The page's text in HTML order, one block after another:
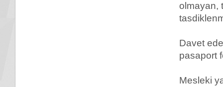
olmayan,
Davet
pasaport
Mesleki